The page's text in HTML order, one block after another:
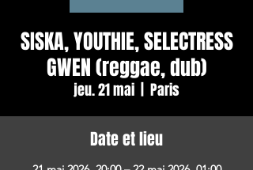
SISKA, YOUTHIE, SELECTRESS
GWEN (reggae, dub)
jeu. 21 mai Paris
Date et lieu